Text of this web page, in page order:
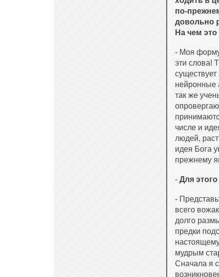
по-
довольно
На чем
- Моя
эти слова!
нейронные
так же
числе и
людей,
идея Бога
прежнему
- Для
-
всего
долго
предки
мудрым
Сначала я